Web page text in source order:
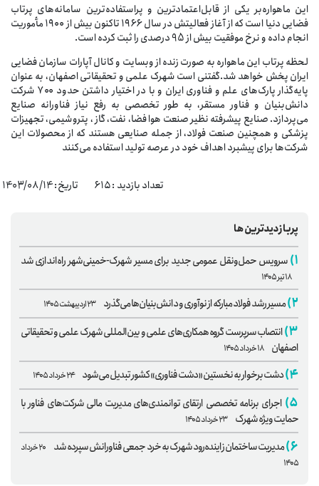
این ماهواره‌بر یکی از قابل‌اعتمادترین و پراستفاده‌ترین سامانه‌های پرتاب
فضایی دنیا است که از آغاز فعالیتش در سال ۱۹۶۶ تاکنون بیش از ۱۹۰۰ مأموریت
انجام داده و نرخ موفقیت بیش از 95 درصدی را ثبت کرده است.
لحظه پرتاب این ماهواره به صورت زنده از وبسایت و کانال آپارات سازمان فضایی
ایران پخش خواهد شد.گفتنی است شهرک علمی و تحقیقاتی اصفهان، به عنوان
پایه‌گذار پارک‌های علم و فناوری ایران و با در اختیار داشتن حدود ۷۰۰ شرکت
دانش‌بنیان و فناور مستقر، به طور تخصصی به رفع نیاز فناورانه صنایع
می‌پردازد. صنایع پیشرفته نظیر صنعت هوا فضا، نفت، گاز ، پتروشیمی، تجهیزات
پزشکی و همچنین صنعت فولاد، از جمله صنایعی هستند که از محصولات این
شرکت‌ها برای پیشبرد اهداف خود در عرصه تولید استفاده می‌کنند
تعداد بازدید : ۶۱۵ تاریخ: 1403/08/14
پربازدیدترین‌ها
سرویس حمل‌ونقل عمومی جدید برای مسیر شهرک-خمینی‌شهر راه‌اندازی شد
مسیر رشد فولاد مبارکه از نوآوری و دانش‌بنیان‌ها می‌گذرد ۲۳ اردیبهشت ۱۴۰۵
انتصاب سرپرست گروه همکاری‌های علمی و بین‌المللی شهرک علمی و تحقیقاتی
اصفهان ۱۸ خرداد ۱۴۰۵
دشت برخوار به نخستین «دشت فناوری» کشور تبدیل می‌شود ۲۴ خرداد ۱۴۰۵
اجرای برنامه تخصصی ارتقای توانمندی‌های مدیریت مالی شرکت‌های فناور با
حمایت ویژه شهرک ۲۳ خرداد ۱۴۰۵
مدیریت ساختمان زاینده‌رود شهرک به خرد جمعی فناورانش سپرده شد
۲۰ خرداد
۱۴۰۵